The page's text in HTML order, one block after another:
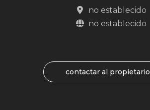
no establecido
no establecido
contactar al propietario